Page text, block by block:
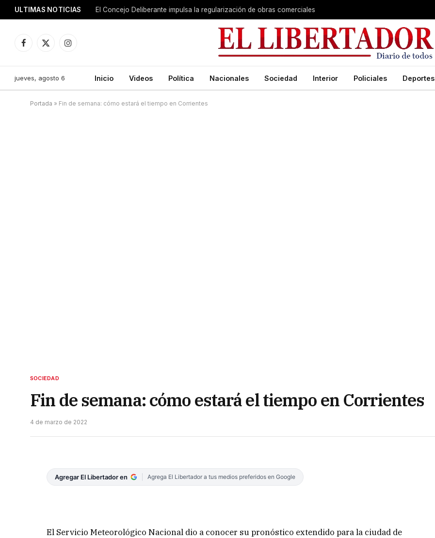
ULTIMAS NOTICIAS El Concejo Deliberante impulsa la regularización de obras comerciales
Facebook
X
Instagram
jueves, agosto 6 Inicio Videos Política Nacionales Sociedad Interior Policiales Deportes
Portada » Fin de semana: cómo estará el tiempo en Corrientes
SOCIEDAD
Fin de semana: cómo estará el tiempo en Corrientes
4 de marzo de 2022
Agregar El Libertador en Agrega El Libertador a tus medios preferidos en Google
El Servicio Meteorológico Nacional dio a conocer su pronóstico extendido para la ciudad de